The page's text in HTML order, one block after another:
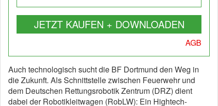
JETZT KAUFEN + DOWNLOADEN
AGB
Auch technologisch sucht die BF Dortmund den Weg in
die Zukunft. Als Schnittstelle zwischen Feuerwehr und
dem Deutschen Rettungsrobotik Zentrum (DRZ) dient
dabei der Robotikleitwagen (RobLW): Ein Hightech-